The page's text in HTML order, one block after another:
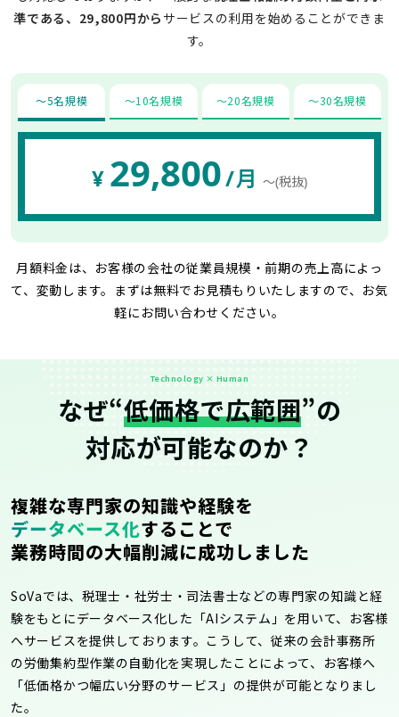
準である、29,800円から サービスの利用を始めることができま
す。
〜5名規模 〜10名規模 〜20名規模 〜30名規模
¥ 29,800/月 〜(税抜)
月額料金は、お客様の会社の従業員規模・前期の売上高によっ
て、変動します。 まずは無料でお見積もりいたしますので、お気
軽にお問い合わせください。
Technology × Human
なぜ“低価格で広範囲”の
対応が可能なのか？
複雑な専門家の知識や経験を
データベース化することで
業務時間の大幅削減に成功しました
SoVaでは、税理士・社労士・司法書士などの専門家の知識と経
験をもとにデータベース化した「AIシステム」を用いて、お客様
へサービスを提供しております。こうして、従来の会計事務所
の労働集約型作業の自動化を実現したことによって、お客様へ
「低価格かつ幅広い分野のサービス」の提供が可能となりまし
た。